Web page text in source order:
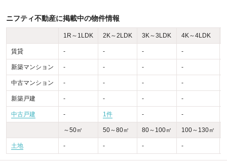
ニフティ不動産に掲載中の物件情報
1R～1LDK 2K～2LDK 3K～3LDK 4K～4LDK
賃貸 - - - -
新築マンション - - - -
中古マンション - - - -
新築戸建 - - - -
中古戸建 - 1件 - -
～50㎡ 50～80㎡ 80～100㎡ 100～130㎡
土地 - - - -